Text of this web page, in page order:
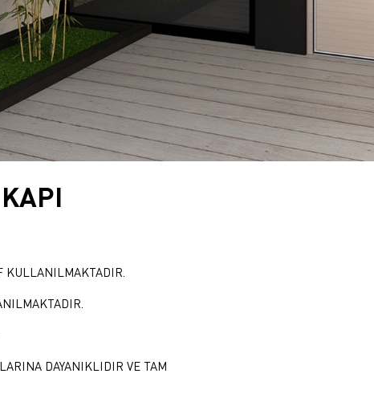
KULLANILMAKTADIR.
DAYANIKLIDIR VE TAM